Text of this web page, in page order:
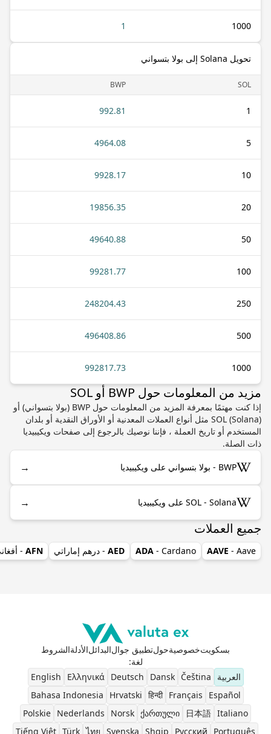
1000
1
تحويل Solana إلى بولا بتسواني
SOL
BWP
1
992.81
5
4964.08
10
9928.17
20
19856.35
50
49640.88
100
99281.77
250
248204.43
500
496408.86
1000
992817.73
مزيد من المعلومات حول BWP أو SOL
إذا كنت مهتمًا بمعرفة المزيد من المعلومات حول BWP (بولا بتسواني) أو
SOL (Solana) مثل أنواع العملات المعدنية أو الأوراق النقدية أو بلدان
المستخدم أو تاريخ العملة ، فإننا نوصيك بالرجوع إلى صفحات ويكيبيديا
ذات الصلة.
BWP - بولا بتسواني على ويكيبيديا →
SOL - Solana على ويكيبيديا →
جميع العملات
AAVE - Aave
ADA - Cardano
AED - درهم إماراتي AFN
-
بسكويتخصوصيةحولتطبيق جوالالبدائلالأدلةالشروط
لغة:
العربية
Čeština
Dansk
Deutsch
Ελληνικά
English
Español
Français
हिन्दी
Hrvatski
Bahasa Indonesia
Italiano
日本語
ქართული
Norsk
Nederlands
Polskie
Português
Pусский
Shqip
Svenska
ไทย
Türk
Tiếng Việt